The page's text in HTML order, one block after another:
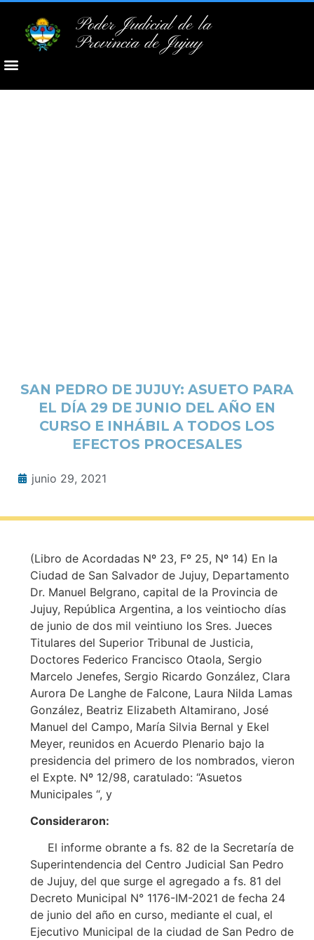
Poder Judicial de la
Provincia de Jujuy
SAN PEDRO DE JUJUY: ASUETO PARA
EL DÍA 29 DE JUNIO DEL AÑO EN
CURSO E INHÁBIL A TODOS LOS
EFECTOS PROCESALES
junio 29, 2021
(Libro de Acordadas Nº 23, Fº 25, Nº 14) En la
Ciudad de San Salvador de Jujuy, Departamento
Dr. Manuel Belgrano, capital de la Provincia de
Jujuy, República Argentina, a los veintiocho días
de junio de dos mil veintiuno los Sres. Jueces
Titulares del Superior Tribunal de Justicia,
Doctores Federico Francisco Otaola, Sergio
Marcelo Jenefes, Sergio Ricardo González, Clara
Aurora De Langhe de Falcone, Laura Nilda Lamas
González, Beatriz Elizabeth Altamirano, José
Manuel del Campo, María Silvia Bernal y Ekel
Meyer, reunidos en Acuerdo Plenario bajo la
presidencia del primero de los nombrados, vieron
el Expte. Nº 12/98, caratulado: “Asuetos
Municipales “, y
Consideraron:
El informe obrante a fs. 82 de la Secretaría de
Superintendencia del Centro Judicial San Pedro
de Jujuy, del que surge el agregado a fs. 81 del
Decreto Municipal N° 1176-IM-2021 de fecha 24
de junio del año en curso, mediante el cual, el
Ejecutivo Municipal de la ciudad de San Pedro de